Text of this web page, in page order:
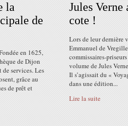
la
de
en 1625,
de Dijon
de services. Les
grâce au
de prêt et
Jules Verne
cote !
Lors de leur dernière
Emmanuel de
commissaires-
volume de Jules
Il s’agissait du «
dans une édition...
Lire la suite